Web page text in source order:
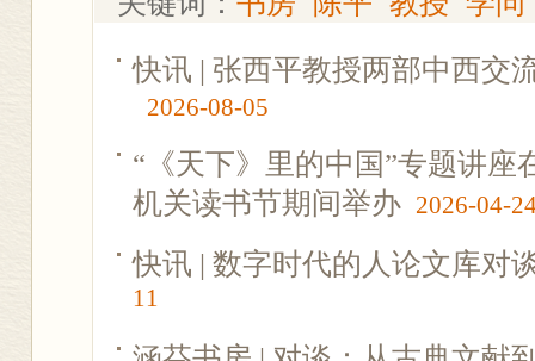
快讯 | 张西平教授两部中西交
2026-08-05
“《天下》里的中国”专题讲座
机关读书节期间举办 2026-04-
快讯 | 数字时代的人论文库对
11